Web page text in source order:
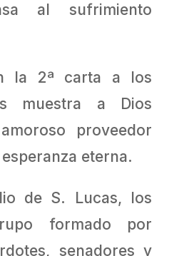
al sufrimiento
la 2ª carta a los
muestra a Dios
proveedor
eterna.
de S. Lucas, los
formado por
senadores y